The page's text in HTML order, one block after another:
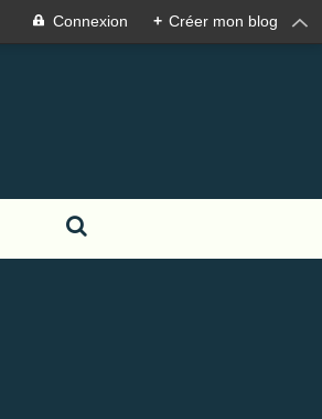
Connexion + Créer mon blog